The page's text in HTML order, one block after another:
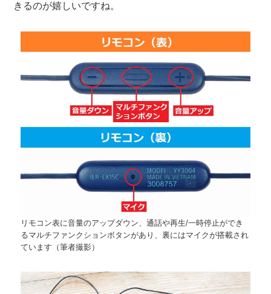
きるのが嬉しいですね。
リモコン表に音量のアップダウン、通話や再生/一時停止ができ
るマルチファンクションボタンがあり、裏にはマイクが搭載され
ています（筆者撮影）